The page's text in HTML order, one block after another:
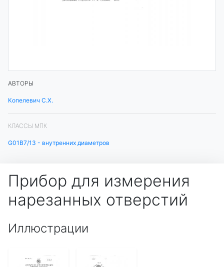
АВТОРЫ
Копелевич С.Х.
КЛАССЫ МПК
G01B7/13 - внутренних диаметров
Прибор для измерения
нарезанных отверстий
Иллюстрации